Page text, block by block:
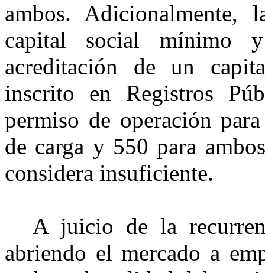
ambos.
capital social mínimo
acreditación de un
inscrito en Registros
permiso de operación
de carga y 550 para
considera insuficiente.
A juicio de la
abriendo el mercado a